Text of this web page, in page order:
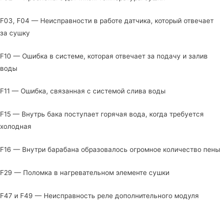
F03, F04 — Неисправности в работе датчика, который отвечает
за сушку
F10 — Ошибка в системе, которая отвечает за подачу и залив
воды
F11 — Ошибка, связанная с системой слива воды
F15 — Внутрь бака поступает горячая вода, когда требуется
холодная
F16 — Внутри барабана образовалось огромное количество пены
F29 — Поломка в нагревательном элементе сушки
F47 и F49 — Неисправность реле дополнительного модуля